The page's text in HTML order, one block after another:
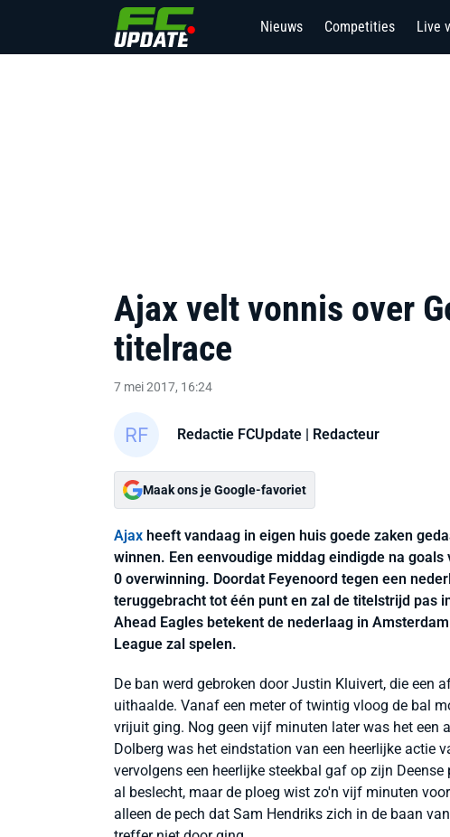
Nieuws Competities Live
Ajax velt vonnis over
titelrace
7 mei 2017, 16:24
Redactie FCUpdate | Redacteur
Maak ons je Google-favoriet
Ajax heeft vandaag in eigen huis goede zaken
winnen. Een eenvoudige middag eindigde na
0 overwinning. Doordat Feyenoord tegen een
teruggebracht tot één punt en zal de titelstrijd pas
Ahead Eagles betekent de nederlaag in
League zal spelen.
De ban werd gebroken door Justin Kluivert, die een
uithaalde. Vanaf een meter of twintig vloog de bal
vrijuit ging. Nog geen vijf minuten later was het een
Dolberg was het eindstation van een heerlijke actie
vervolgens een heerlijke steekbal gaf op zijn
al beslecht, maar de ploeg wist zo'n vijf minuten
alleen de pech dat Sam Hendriks zich in de baan